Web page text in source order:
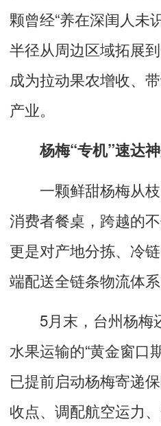
颗曾经“养在深闺人未
半径从周边区域拓展
成为拉动果农增收、
产业。
杨梅“专机”速达
一颗鲜甜杨梅从枝
消费者餐桌，跨越的
更是对产地分拣、冷
端配送全链条物流体系
5月末，台州杨梅
水果运输的“黄金窗口
已提前启动杨梅寄递
收点、调配航空运力